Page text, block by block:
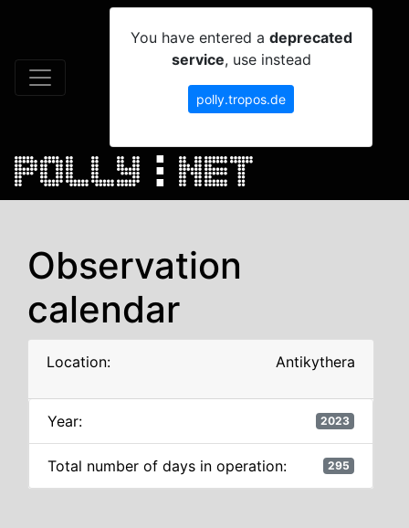
You have entered a deprecated
service, use instead
polly.tropos.de
Observation
calendar
Location: Antikythera
Year: 2023
Total number of days in operation: 295